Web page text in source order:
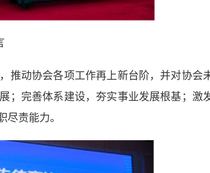
动协会各项工作再上新台阶，并对协会
；完善体系建设，夯实事业发展根基；激
责能力。